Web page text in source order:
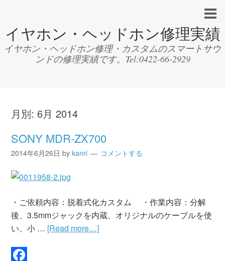
イヤホン・ヘッドホン修理実績
イヤホン・ヘッドホン修理・カスタムのスマートサウ
ンドの修理実績です。Tel:0422-66-2929
月別: 6月 2014
SONY MDR-ZX700
2014年6月26日 bykanri コメントする
・ご依頼内容：脱着式化カスタム ・作業内容：分解
後、3.5mmジャックを内蔵、オリジナルのケーブルを使
い、小 … [Read more…]